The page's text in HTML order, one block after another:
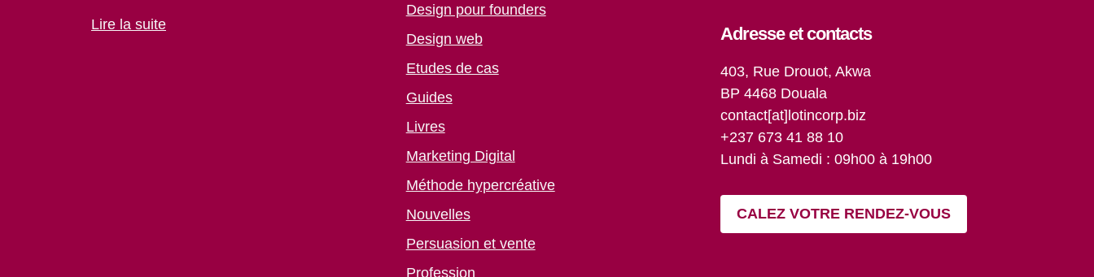
Lire la suite
Design pour founders
Design web
Etudes de cas
Guides
Livres
Marketing Digital
Méthode hypercréative
Nouvelles
Persuasion et vente
Profession
Adresse et contacts
403, Rue Drouot, Akwa
BP 4468 Douala
contact[at]lotincorp.biz
+237 673 41 88 10
Lundi à Samedi : 09h00 à 19h00
CALEZ VOTRE RENDEZ-VOUS